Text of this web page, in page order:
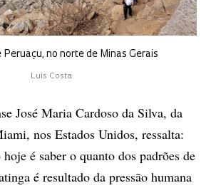
Peruaçu, no norte de Minas Gerais
Luis Costa
José Maria Cardoso da Silva, da
nos Estados Unidos, ressalta:
é saber o quanto dos padrões de
é resultado da pressão humana